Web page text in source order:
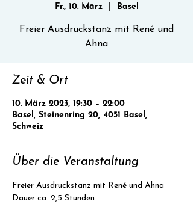
Fr., 10. März
  |
Basel
Freier Ausdruckstanz mit René und
Ahna
Zeit & Ort
10. März 2023, 19:30 – 22:00
Basel, Steinenring 20, 4051 Basel,
Schweiz
Über die Veranstaltung
Freier Ausdruckstanz mit René und Ahna
Dauer ca. 2,5 Stunden